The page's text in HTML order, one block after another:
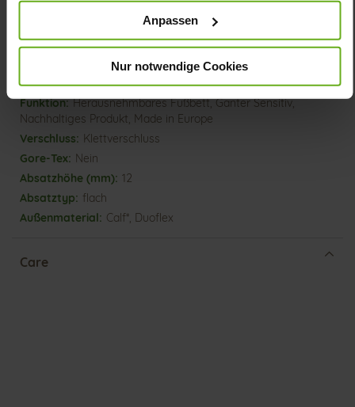
Anpassen
Nur notwendige Cookies
Informationen
Made in Europe, Obermaterial (LEATHER
WORKING GROUP Gold zertifiziert), Futter / Decksohle
(vegetabil / chromfrei)
Herausnehmbares Fußbett, Ganter Sensitiv,
Nachhaltiges Produkt, Made in Europe
Klettverschluss
Nein
12
flach
Calf*, Duoflex
Care